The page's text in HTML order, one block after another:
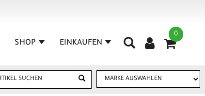
0
SHOP EINKAUFEN